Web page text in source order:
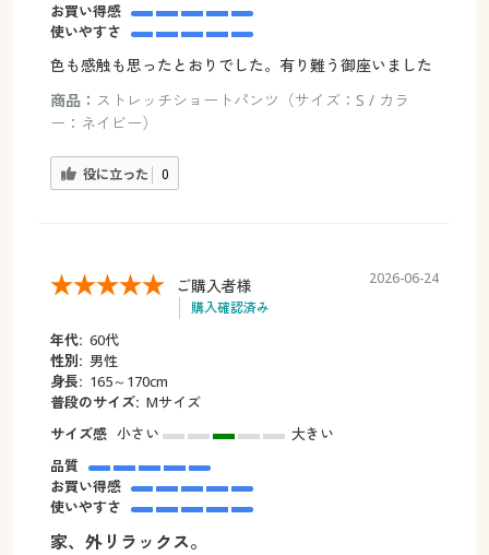
お買い得感
使いやすさ
色も感触も思ったとおりでした。有り難う御座いました
商品： ストレッチショートパンツ（サイズ：S / カラ
ー：ネイビー）
役に立った 0
ご購入者様
購入確認済み
2026-06-24
年代: 60代
性別: 男性
身長: 165～170cm
普段のサイズ: Mサイズ
サイズ感 小さい
大きい
品質
お買い得感
使いやすさ
家、外リラックス。